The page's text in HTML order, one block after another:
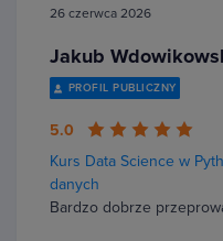
26 czerwca 2026
Jakub
PROFIL PUBLICZNY
5.0
Kurs Data Science w
danych
Bardzo dobrze